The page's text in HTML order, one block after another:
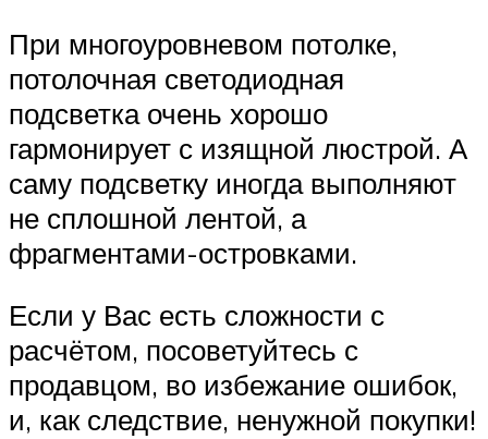
При многоуровневом потолке,
потолочная светодиодная
подсветка очень хорошо
гармонирует с изящной люстрой. А
саму подсветку иногда выполняют
не сплошной лентой, а
фрагментами-островками.
Если у Вас есть сложности с
расчётом, посоветуйтесь с
продавцом, во избежание ошибок,
и, как следствие, ненужной покупки!